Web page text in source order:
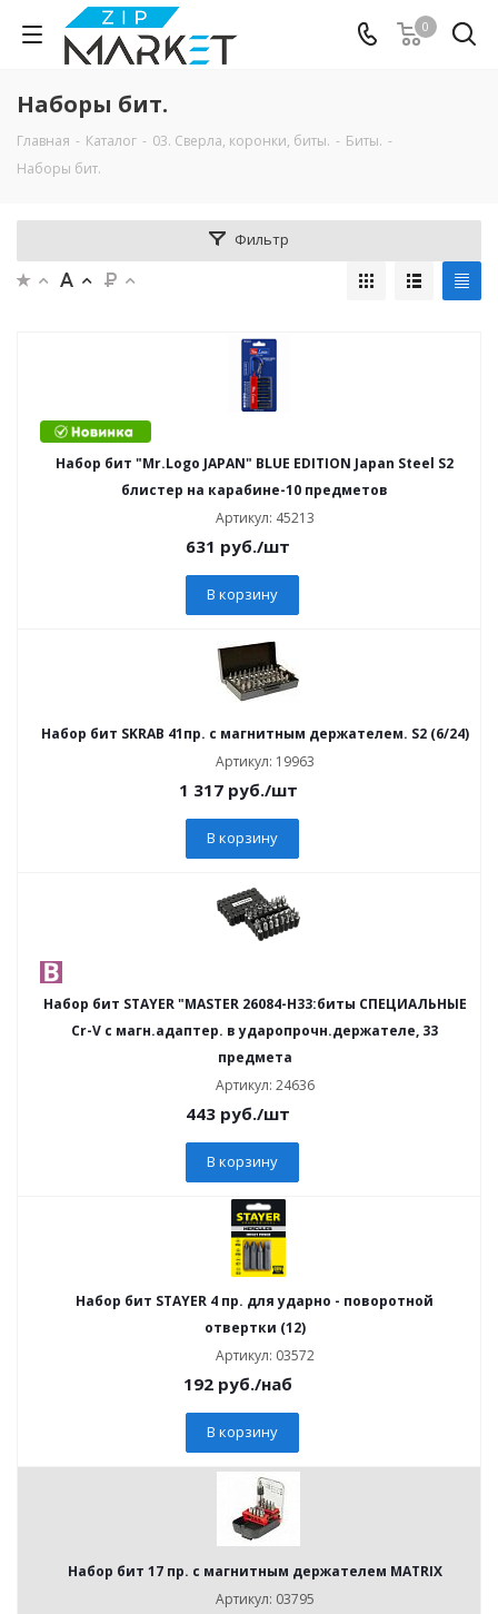
0
Наборы бит.
Главная - Каталог - 03. Сверла, коронки, биты. - Биты. -
Наборы бит.
Фильтр
Набор бит "Mr.Logo JAPAN" BLUE EDITION Japan Steel S2
блистер на карабине-10 предметов
Артикул: 45213
631 руб./шт
В корзину
Набор бит SKRAB 41пр. с магнитным держателем. S2 (6/24)
Артикул: 19963
1 317руб./шт
В корзину
Набор бит STAYER "MASTER 26084-H33:биты СПЕЦИАЛЬНЫЕ
Cr-V с магн.адаптер. в ударопрочн.держателе, 33
предмета
Артикул: 24636
443 руб./шт
В корзину
Набор бит STAYER 4 пр. для ударно - поворотной
отвертки (12)
Артикул: 03572
192 руб./наб
В корзину
Набор бит 17 пр. с магнитным держателем MATRIX
Артикул: 03795